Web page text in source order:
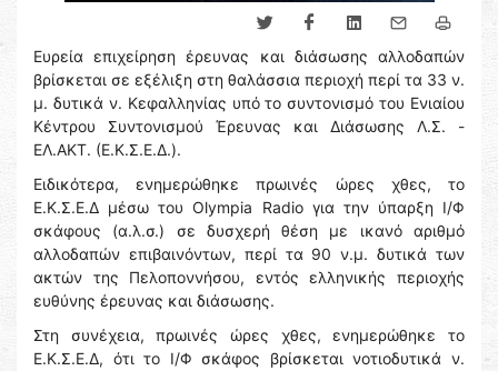
Ευρεία επιχείρηση έρευνας και διάσωσης αλλοδαπών
βρίσκεται σε εξέλιξη στη θαλάσσια περιοχή περί τα 33 ν.
μ. δυτικά ν. Κεφαλληνίας υπό το συντονισμό του Ενιαίου
Κέντρου Συντονισμού Έρευνας και Διάσωσης Λ.Σ. -
ΕΛ.ΑΚΤ. (Ε.Κ.Σ.Ε.Δ.).
Ειδικότερα, ενημερώθηκε πρωινές ώρες χθες, το
Ε.Κ.Σ.Ε.Δ μέσω του Olympia Radio για την ύπαρξη Ι/Φ
σκάφους (α.λ.σ.) σε δυσχερή θέση με ικανό αριθμό
αλλοδαπών επιβαινόντων, περί τα 90 ν.μ. δυτικά των
ακτών της Πελοποννήσου, εντός ελληνικής περιοχής
ευθύνης έρευνας και διάσωσης.
Στη συνέχεια, πρωινές ώρες χθες, ενημερώθηκε το
Ε.Κ.Σ.Ε.Δ, ότι το Ι/Φ σκάφος βρίσκεται νοτιοδυτικά ν.